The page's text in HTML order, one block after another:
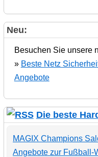
Neu:
Besuchen Sie unsere
» Beste Netz
Angebote
Die beste
MAGIX Champions
Angebote zur Fußball-